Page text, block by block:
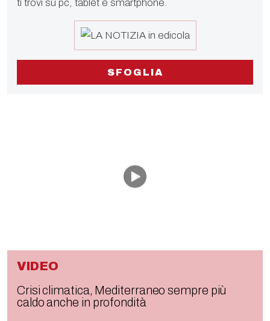
ti trovi su pc, tablet e smartphone.
SFOGLIA
VIDEO
Crisi climatica, Mediterraneo sempre più
caldo anche in profondità